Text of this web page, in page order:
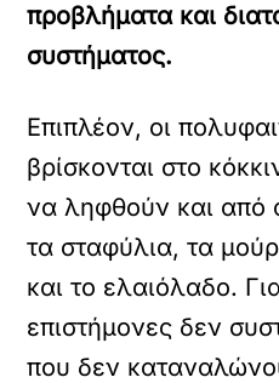
προβλήματα και
συστήματος.
Επιπλέον, οι
βρίσκονται στο
να ληφθούν και από
τα σταφύλια, τα
και το ελαιόλαδο.
επιστήμονες δεν
που δεν